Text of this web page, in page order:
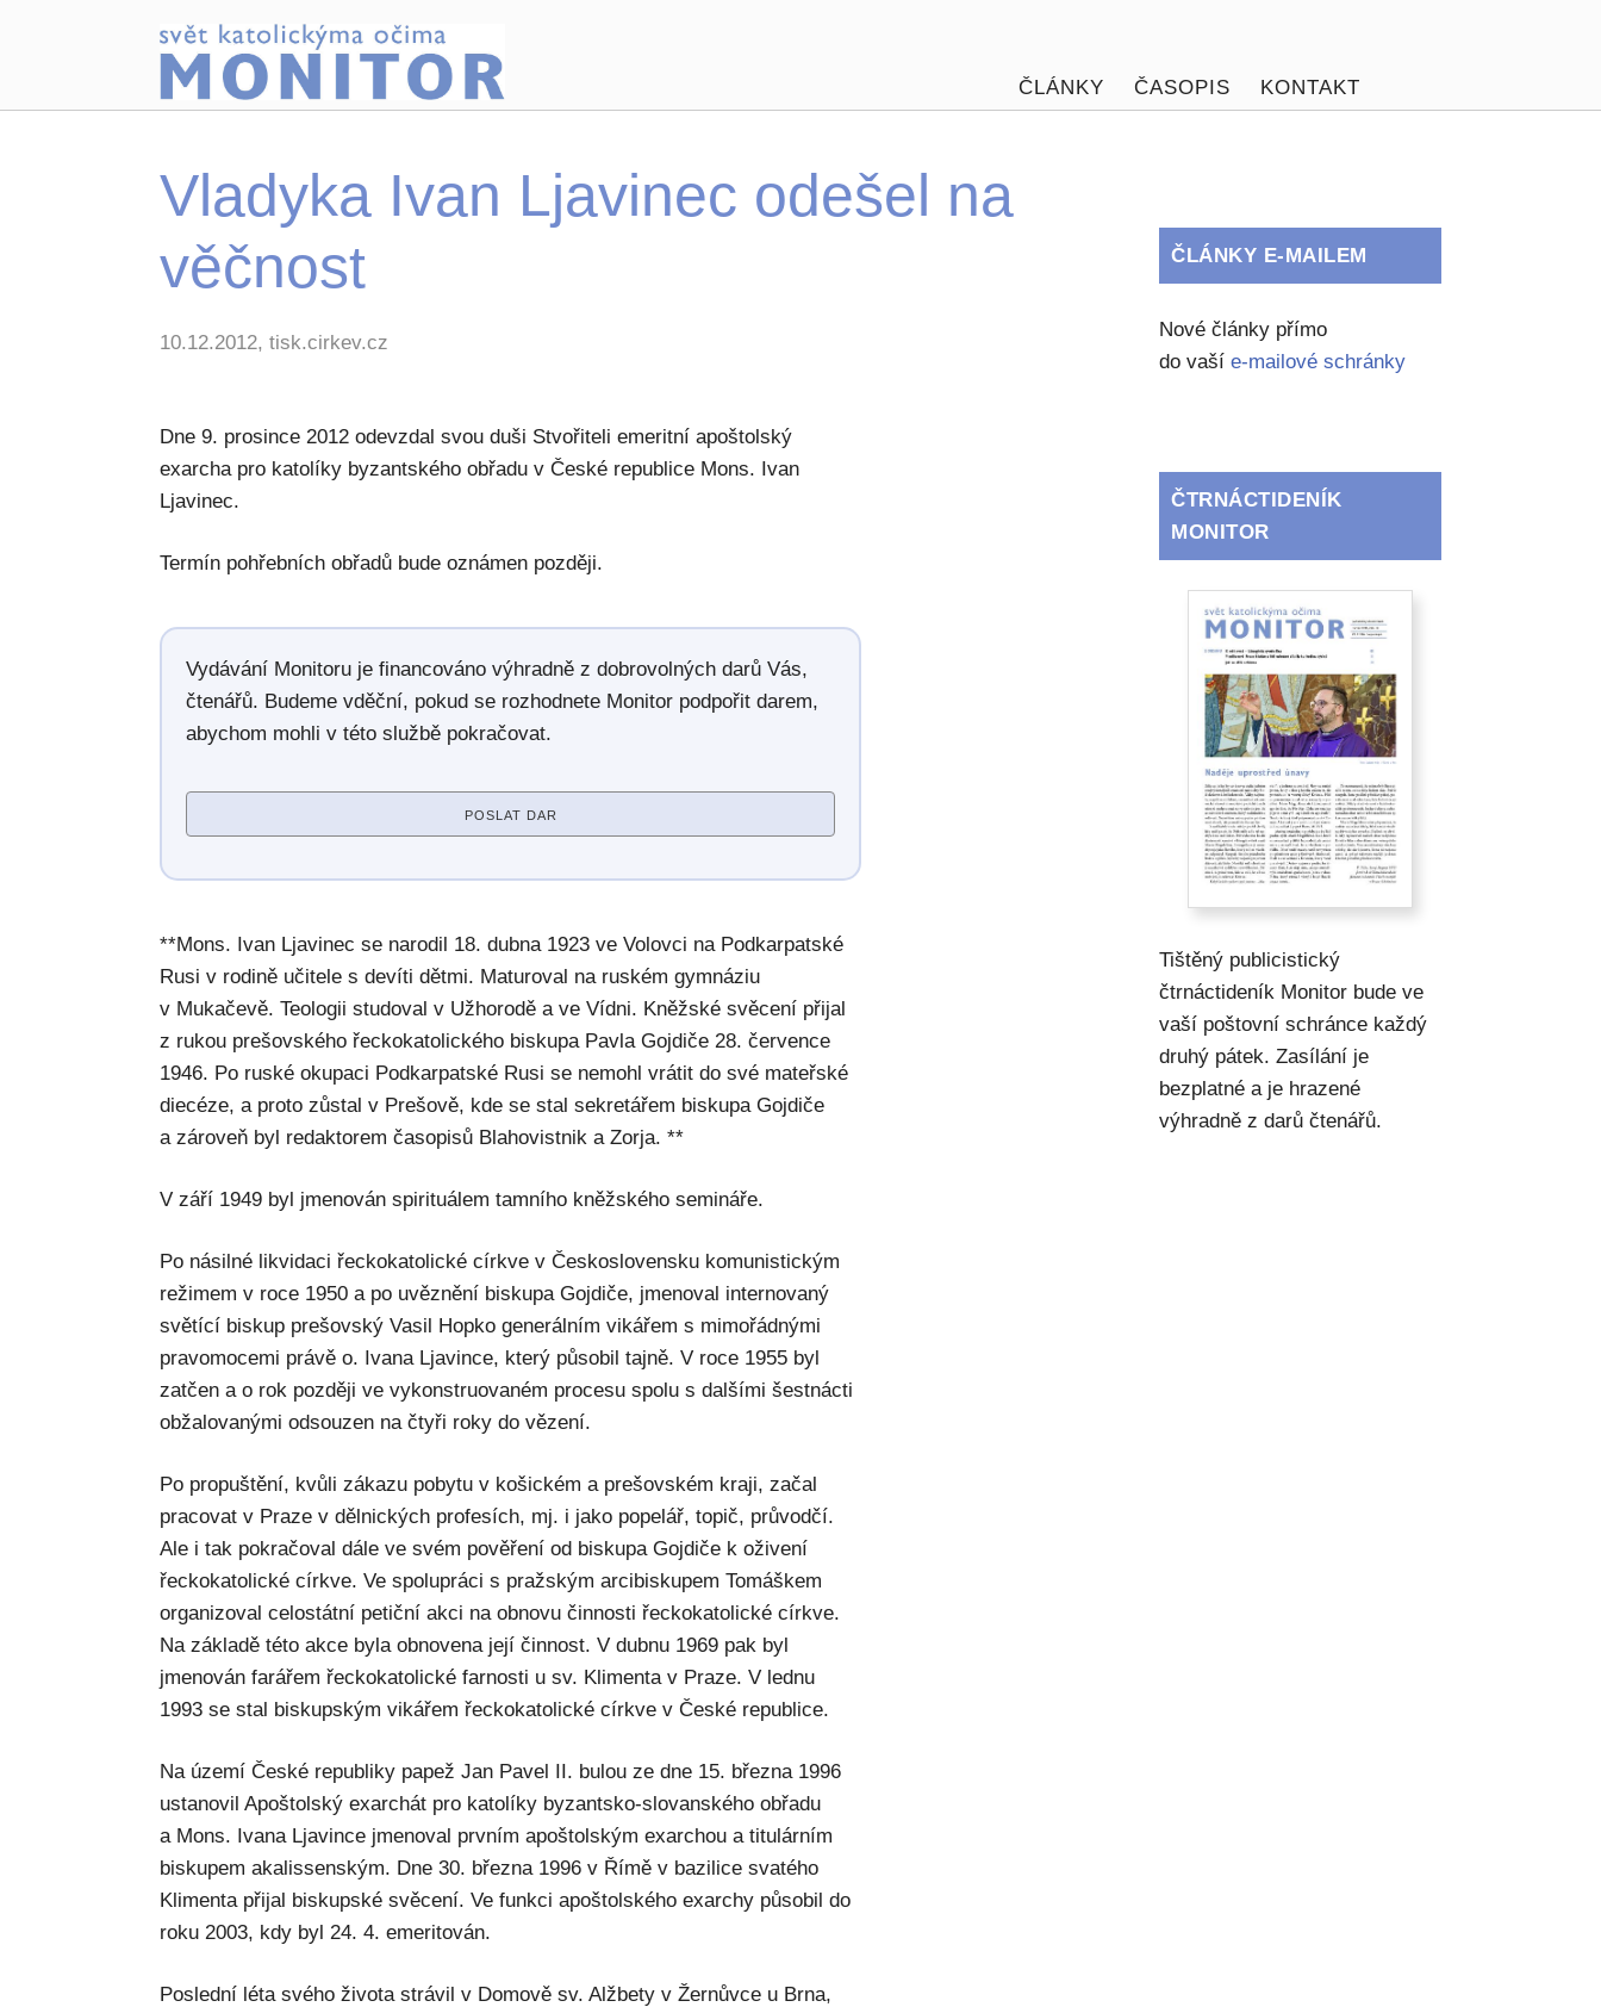
ČLÁNKY ČASOPIS KONTAKT
Vladyka Ivan Ljavinec odešel na
věčnost
10.12.2012, tisk.cirkev.cz
Dne 9. prosince 2012 odevzdal svou duši Stvořiteli emeritní apoštolský
exarcha pro katolíky byzantského obřadu v České republice Mons. Ivan
Ljavinec.
Termín pohřebních obřadů bude oznámen později.
Vydávání Monitoru je financováno výhradně z dobrovolných darů Vás,
čtenářů. Budeme vděční, pokud se rozhodnete Monitor podpořit darem,
abychom mohli v této službě pokračovat.
POSLAT DAR
**Mons. Ivan Ljavinec se narodil 18. dubna 1923 ve Volovci na Podkarpatské
Rusi v rodině učitele s devíti dětmi. Maturoval na ruském gymnáziu
v Mukačevě. Teologii studoval v Užhorodě a ve Vídni. Kněžské svěcení přijal
z rukou prešovského řeckokatolického biskupa Pavla Gojdiče 28. července
1946. Po ruské okupaci Podkarpatské Rusi se nemohl vrátit do své mateřské
diecéze, a proto zůstal v Prešově, kde se stal sekretářem biskupa Gojdiče
a zároveň byl redaktorem časopisů Blahovistnik a Zorja. **
V září 1949 byl jmenován spirituálem tamního kněžského semináře.
Po násilné likvidaci řeckokatolické církve v Československu komunistickým
režimem v roce 1950 a po uvěznění biskupa Gojdiče, jmenoval internovaný
světící biskup prešovský Vasil Hopko generálním vikářem s mimořádnými
pravomocemi právě o. Ivana Ljavince, který působil tajně. V roce 1955 byl
zatčen a o rok později ve vykonstruovaném procesu spolu s dalšími šestnácti
obžalovanými odsouzen na čtyři roky do vězení.
Po propuštění, kvůli zákazu pobytu v košickém a prešovském kraji, začal
pracovat v Praze v dělnických profesích, mj. i jako popelář, topič, průvodčí.
Ale i tak pokračoval dále ve svém pověření od biskupa Gojdiče k oživení
řeckokatolické církve. Ve spolupráci s pražským arcibiskupem Tomáškem
organizoval celostátní petiční akci na obnovu činnosti řeckokatolické církve.
Na základě této akce byla obnovena její činnost. V dubnu 1969 pak byl
jmenován farářem řeckokatolické farnosti u sv. Klimenta v Praze. V lednu
1993 se stal biskupským vikářem řeckokatolické církve v České republice.
Na území České republiky papež Jan Pavel II. bulou ze dne 15. března 1996
ustanovil Apoštolský exarchát pro katolíky byzantsko-slovanského obřadu
a Mons. Ivana Ljavince jmenoval prvním apoštolským exarchou a titulárním
biskupem akalissenským. Dne 30. března 1996 v Římě v bazilice svatého
Klimenta přijal biskupské svěcení. Ve funkci apoštolského exarchy působil do
roku 2003, kdy byl 24. 4. emeritován.
Poslední léta svého života strávil v Domově sv. Alžbety v Žernůvce u Brna,
ČLÁNKY E-MAILEM
Nové články přímo
do vašíe-mailové schránky
ČTRNÁCTIDENÍK
MONITOR
Tištěný publicistický
čtrnáctideník Monitor bude ve
vaší poštovní schránce každý
druhý pátek. Zasílání je
bezplatné a je hrazené
výhradně z darů čtenářů.